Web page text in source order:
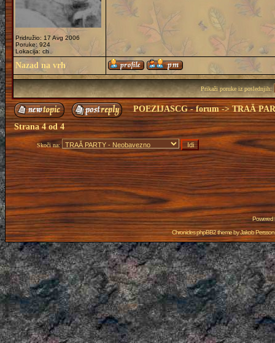
Pridružio: 17 Avg 2006
Poruke: 924
Lokacija: ch
Nazad na vrh
Prikaži poruke iz poslednjih:
POEZIJASCG - forum->TRAĂ
Strana4od4
Skoči na:
Powered
Chronicles phpBB2 theme byJakob Persson